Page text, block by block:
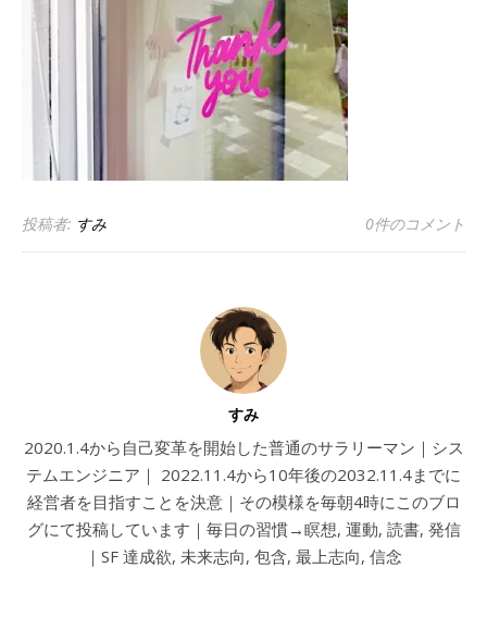
投稿者: すみ 0件のコメント
すみ
2020.1.4から自己変革を開始した普通のサラリーマン｜シス
テムエンジニア｜ 2022.11.4から10年後の2032.11.4までに
経営者を目指すことを決意｜その模様を毎朝4時にこのブロ
グにて投稿しています｜毎日の習慣→瞑想, 運動, 読書, 発信
｜SF 達成欲, 未来志向, 包含, 最上志向, 信念